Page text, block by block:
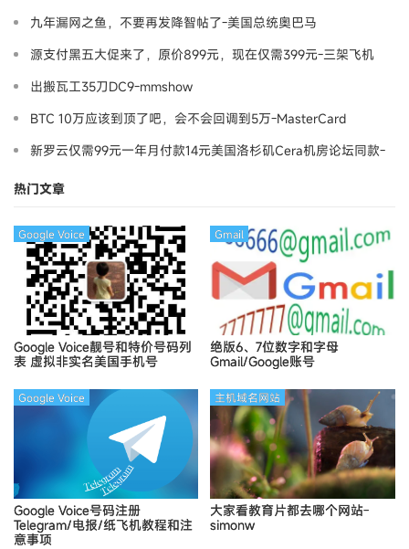
九年漏网之鱼，不要再发降智帖了-美国总统奥巴马
源支付黑五大促来了，原价899元，现在仅需399元-三架飞机
出搬瓦工35刀DC9-mmshow
BTC 10万应该到顶了吧，会不会回调到5万-MasterCard
新罗云仅需99元一年月付款14元美国洛杉矶Cera机房论坛同款-
热门文章
Google Voice靓号和特价号码列
表 虚拟非实名美国手机号
Google Voice
绝版6、7位数字和字母
Gmail/Google账号
Gmail
Google Voice号码注册
Telegram/电报/纸飞机教程和注
意事项
Google Voice
大家看教育片都去哪个网站-
simonw
主机域名网站